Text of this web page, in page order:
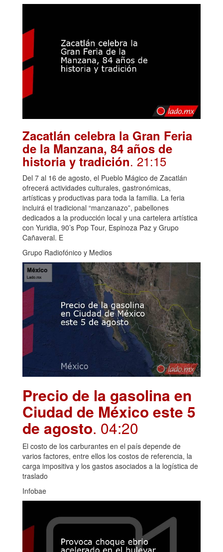
Zacatlán celebra la Gran Feria
de la Manzana, 84 años de
historia y tradición. 21:15
Del 7 al 16 de agosto, el Pueblo Mágico de Zacatlán
ofrecerá actividades culturales, gastronómicas,
artísticas y productivas para toda la familia. La feria
incluirá el tradicional “manzanazo”, pabellones
dedicados a la producción local y una cartelera artística
con Yuridia, 90’s Pop Tour, Espinoza Paz y Grupo
Cañaveral. E
Grupo Radiofónico y Medios
Precio de la gasolina en
Ciudad de México este 5
de agosto. 04:20
El costo de los carburantes en el país depende de
varios factores, entre ellos los costos de referencia, la
carga impositiva y los gastos asociados a la logística de
traslado
Infobae